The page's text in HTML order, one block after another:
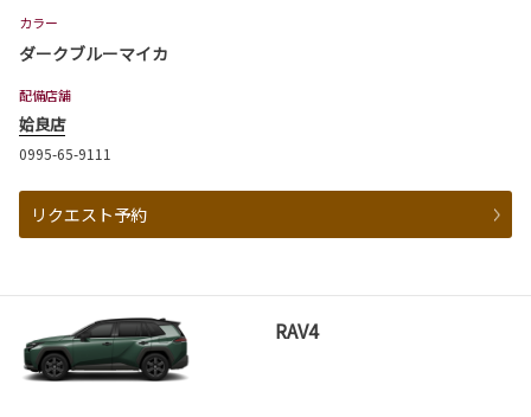
カラー
ダークブルーマイカ
配備店舗
姶良店
0995-65-9111
リクエスト予約
RAV4